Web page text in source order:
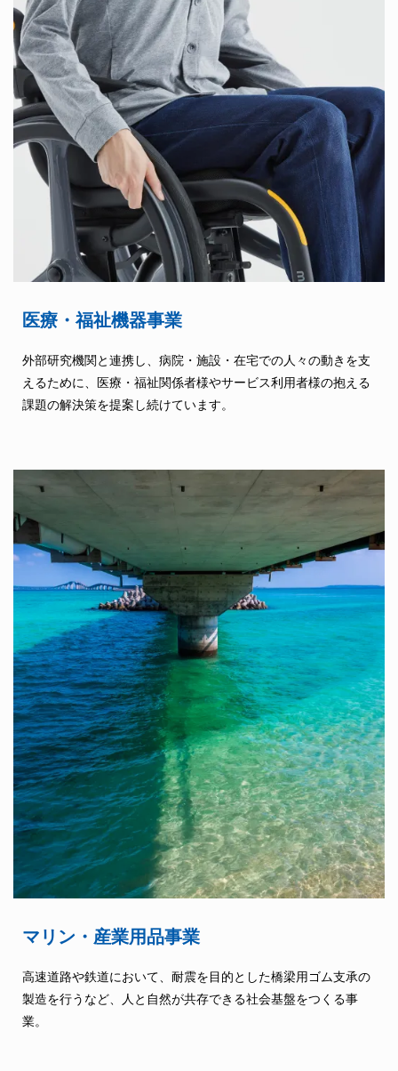
医療・福祉機器事業
外部研究機関と連携し、病院・施設・在宅での人々の動きを支
えるために、医療・福祉関係者様やサービス利用者様の抱える
課題の解決策を提案し続けています。
マリン・産業用品事業
高速道路や鉄道において、耐震を目的とした橋梁用ゴム支承の
製造を行うなど、人と自然が共存できる社会基盤をつくる事
業。